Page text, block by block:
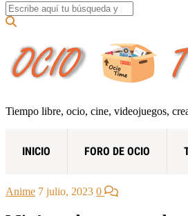
Search for:
Tiempo libre, ocio, cine, videojuegos,
INICIO FORO DE OCIO
Anime 7 julio, 2023 0